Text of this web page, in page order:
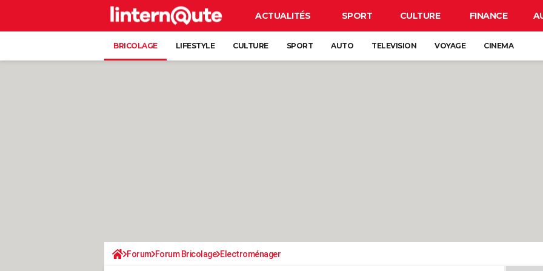
ACTUALITÉS SPORT CULTURE FINANCE
BRICOLAGE LIFESTYLE CULTURE SPORT AUTO TELEVISION VOYAGE CINEMA
Forum Forum Bricolage Electroménager